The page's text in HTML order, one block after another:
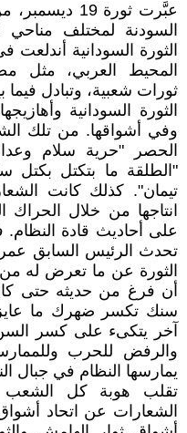
عبَّرت ثورة
السودنة لمختلف
الثورة السودانية
المحيط العربي، مثل
ثورات شعبية، وتبادل فيما
الثورة السودانية
وفي أشواقها. من تلك
الحصر "حرية سلام
"الطلقة ما بتكتل بكتل
تيمان". كذلك كانت
انتاجها من خلال الحراك
على أحاديث قادة النظام.
تحدث الرئيس السابق عمر
الثورة عن ما تعرض له
أن فرغ من حديثه حتى
سنك تكسر ضهرك ما
آخر يتكىء على كسر
والرفض للحرب
يمارسها النظام في جبال
تقلب هوبة كل الشعب
الشعارات عن اتحاد